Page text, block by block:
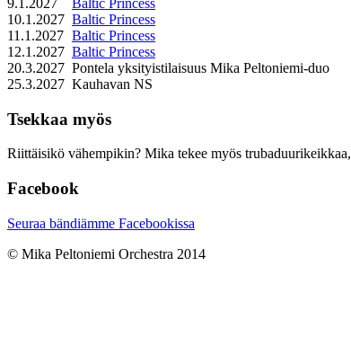
9.1.2027
Baltic Princess
10.1.2027 Baltic Princess
11.1.2027 Baltic Princess
12.1.2027 Baltic Princess
20.3.2027 Pontela yksityistilaisuus Mika Peltoniemi-duo
25.3.2027 Kauhavan NS
Tsekkaa myös
Riittäisikö vähempikin? Mika tekee myös trubaduurikeikkaa,
Facebook
Seuraa bändiämme Facebookissa
© Mika Peltoniemi Orchestra 2014